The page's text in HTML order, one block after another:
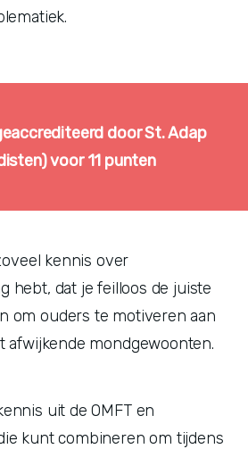
door St. Adap
voor 11 punten
kennis over
hebt, dat je feilloos de juiste
om ouders te motiveren aan
afwijkende mondgewoonten.
uit de OMFT en
kunt combineren om tijdens